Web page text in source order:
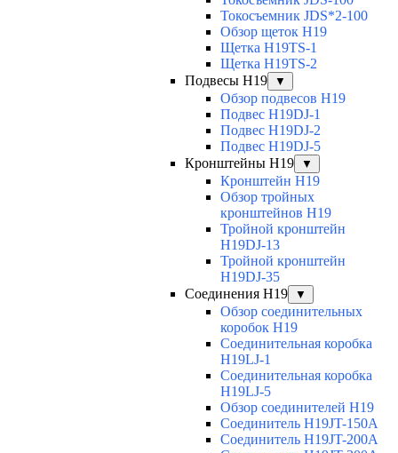
Токосъемник JDS*2-100
Обзор щеток H19
Щетка H19TS-1
Щетка H19TS-2
Подвесы H19
▼
Обзор подвесов H19
Подвес H19DJ-1
Подвес H19DJ-2
Подвес H19DJ-5
Кронштейны H19
▼
Кронштейн H19
Обзор тройных
кронштейнов H19
Тройной кронштейн
H19DJ-13
Тройной кронштейн
H19DJ-35
Соединения H19
▼
Обзор соединительных
коробок H19
Соединительная коробка
H19LJ-1
Соединительная коробка
H19LJ-5
Обзор соединителей H19
Соединитель H19JT-150A
Соединитель H19JT-200A